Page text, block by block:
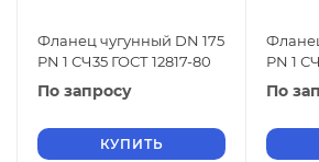
Фланец чугунный DN 175
PN 1 СЧ35 ГОСТ 12817-80
По запросу
КУПИТЬ
PN 1
По